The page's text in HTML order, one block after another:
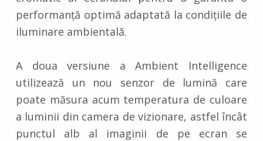
performanță optimă adaptată la condițiile de
iluminare ambientală.
A doua versiune a Ambient Intelligence
utilizează un nou senzor de lumină care
poate măsura acum temperatura de culoare
a luminii din camera de vizionare, astfel încât
punctul alb al imaginii de pe ecran se